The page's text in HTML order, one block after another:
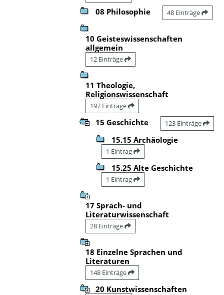
08 Philosophie 48 Einträge
10 Geisteswissenschaften
allgemein
12 Einträge
11 Theologie,
Religionswissenschaft
197 Einträge
15 Geschichte 123 Einträge
15.15 Archäologie
1 Eintrag
15.25 Alte Geschichte
1 Eintrag
17 Sprach- und
Literaturwissenschaft
28 Einträge
18 Einzelne Sprachen und
Literaturen
148 Einträge
20 Kunstwissenschaften